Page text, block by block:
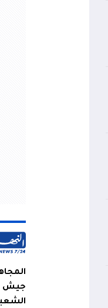
جيش